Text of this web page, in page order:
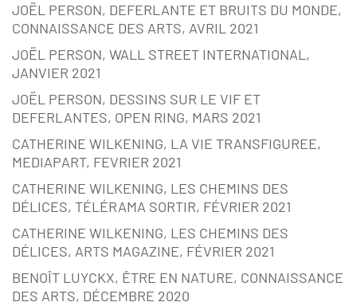
JOËL PERSON, DEFERLANTE ET BRUITS DU MONDE,
CONNAISSANCE DES ARTS, AVRIL 2021
JOËL PERSON, WALL STREET INTERNATIONAL,
JANVIER 2021
JOËL PERSON, DESSINS SUR LE VIF ET
DEFERLANTES, OPEN RING, MARS 2021
CATHERINE WILKENING, LA VIE TRANSFIGUREE,
MEDIAPART, FEVRIER 2021
CATHERINE WILKENING, LES CHEMINS DES
DÉLICES, TÉLÉRAMA SORTIR, FÉVRIER 2021
CATHERINE WILKENING, LES CHEMINS DES
DÉLICES, ARTS MAGAZINE, FÉVRIER 2021
BENOÎT LUYCKX, ÊTRE EN NATURE, CONNAISSANCE
DES ARTS, DÉCEMBRE 2020